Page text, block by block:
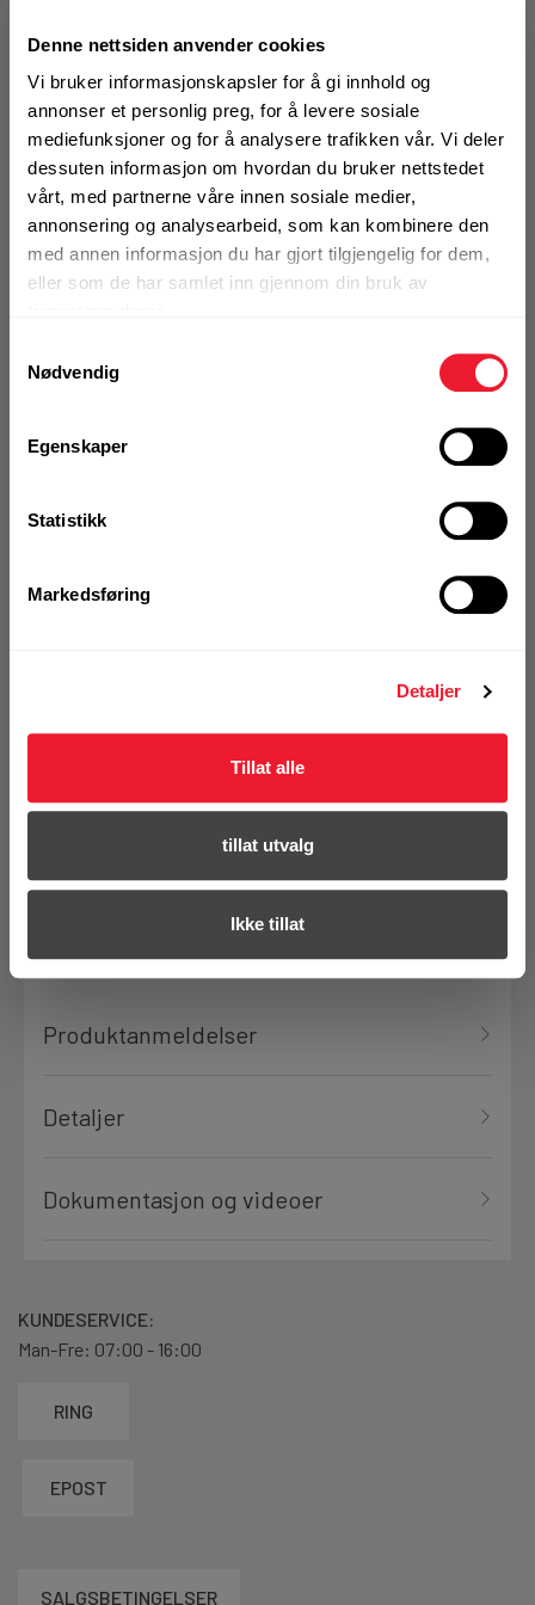
Denne nettsiden anvender cookies
Vi bruker informasjonskapsler for å gi innhold og
annonser et personlig preg, for å levere sosiale
mediefunksjoner og for å analysere trafikken vår. Vi deler
dessuten informasjon om hvordan du bruker nettstedet
vårt, med partnerne våre innen sosiale medier,
annonsering og analysearbeid, som kan kombinere den
med annen informasjon du har gjort tilgjengelig for dem,
eller som de har samlet inn gjennom din bruk av
Nødvendig
Egenskaper
Statistikk
Markedsføring
Detaljer
Tillat alle
tillat utvalg
Ikke tillat
Motek
Finn butikk
Kontakt og åpningstider
Kontakt
Fra rådgivning til sporing av ordre
Kampanjer
Siste nytt om dine favorittprodukter
UTGÅTT VARE Elforsinket ankerstang for
bruk med alle Hilti HIT kjemiske anker
0
Produktanmeldelser
Skriv en
anmeldelse
BRUKSOMRÅDER
Hilti ankerstenger, passer alle Hilti HIT kjemiske
anker
Produktivitet: Bruk av en optimal lengde og diameter
ved å gjøre det mulig å bruke samme gjengestang for
Mer info
Denne varen finnes ikke lenger i
Se erstatningsprodukt
Produktanmeldelser
Detaljer
Dokumentasjon og videoer
KUNDESERVICE:
Man-Fre: 07:00 - 16:00
RING
EPOST
SALGSBETINGELSER